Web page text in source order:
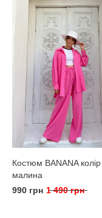
Костюм BANANA колір
малина
990 грн 1 490 грн